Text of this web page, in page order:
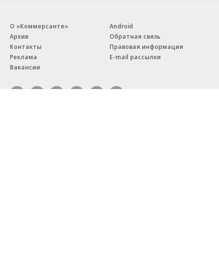
О «Коммерсанте»
Архив
Контакты
Реклама
Вакансии
Android
Обратная связь
Правовая информация
E-mail рассылки